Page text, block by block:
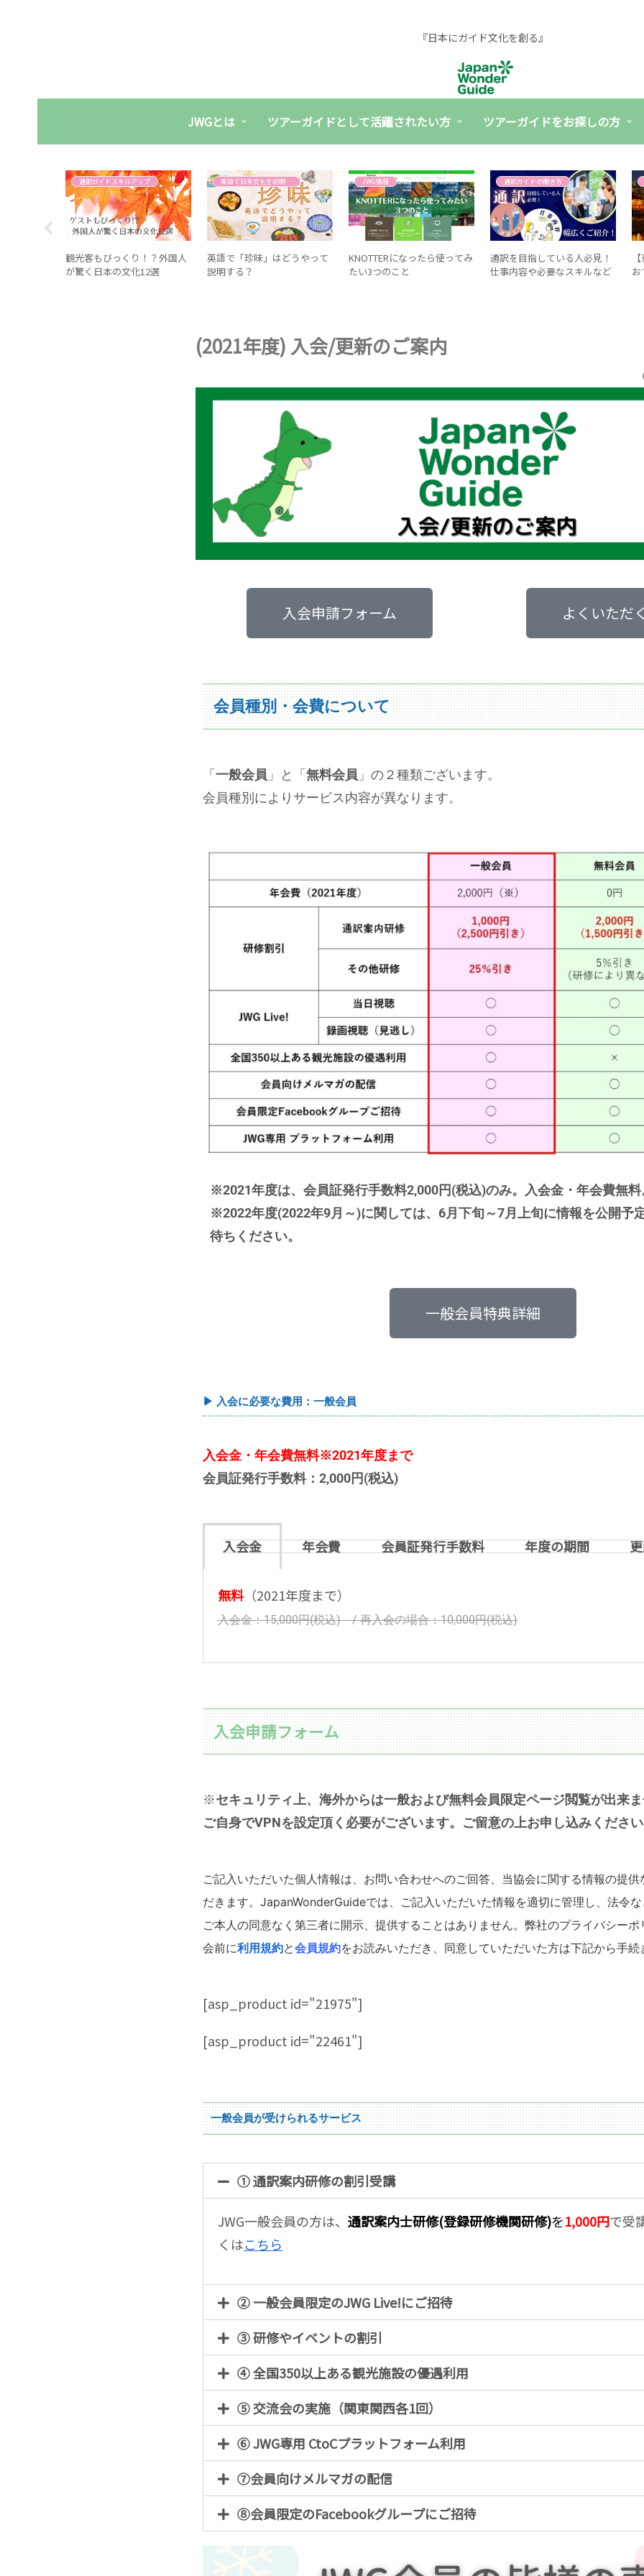
『日本にガイド文化を創る』
JWGとは ツアーガイドとして活躍されたい方 ツアーガイドをお探しの方
通訳ガイドスキルアップ
観光客もびっくり！？外国人
が驚く日本の文化12選
英語で日本文化を説明する
英語で「珍味」はどうやって
説明する？
JWG情報
KNOTTERになったら使ってみ
たい3つのこと
通訳ガイドの働き方
通訳を目指している人必見！
仕事内容や必要なスキルなど
(2021年度) 入会/更新のご案内
入会申請フォーム よくいただ
会員種別・会費について
「 一般会員 」と「 無料会員 」の２種類ございます。
会員種別によりサービス内容が異なります。
※2021年度は、会員証発行手数料2,000円(税込)のみ。入会金・年会費無料
※2022年度(2022年9月～)に関しては、6月下旬～7月上旬に情報を公開予
待ちください。
一般会員特典詳細
▶ 入会に必要な費用：一般会員
入会金・年会費無料※2021年度まで
会員証発行手数料：2,000円(税込)
入会金 年会費 会員証発行手数料 年度の期間
無料 （2021年度まで）
入会金：15,000円(税込) / 再入会の場合：10,000円(税込)
入会申請フォーム
※セキュリティ上、海外からは一般および無料会員限定ページ閲覧が出来
ご自身でVPNを設定頂く必要がございます。ご留意の上お申し込みくださ
ご記入いただいた個人情報は、お問い合わせへのご回答、当協会に関する情報の提
だきます。JapanWonderGuideでは、ご記入いただいた情報を適切に管理し、法令
ご本人の同意なく第三者に開示、提供することはありません。弊社のプライバシーポ
会前に利用規約と会員規約をお読みいただき、同意していただいた方は下記から手
[asp_product id="21975"]
[asp_product id="22461"]
一般会員が受けられるサービス
① 通訳案内研修の割引受講
JWG一般会員の方は、 通訳案内士研修(登録研修機関研修)を1,000円で受
くはこちら
② 一般会員限定のJWG Live!にご招待
③ 研修やイベントの割引
④ 全国350以上ある観光施設の優遇利用
⑤ 交流会の実施（関東関西各1回）
⑥ JWG専用 CtoCプラットフォーム利用
⑦会員向けメルマガの配信
⑧会員限定のFacebookグループにご招待